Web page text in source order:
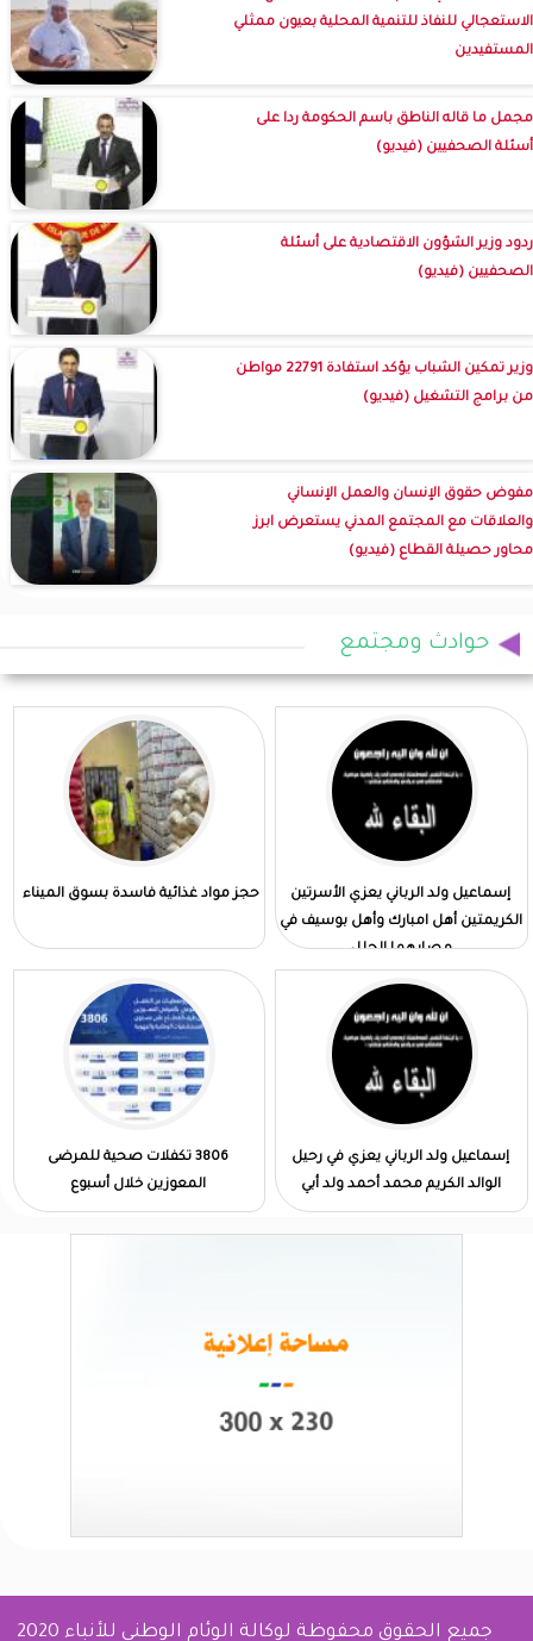
الاستعجالي للنفاذ للتنمية المحلية بعيون ممثلي
المستفيدين
مجمل ما قاله الناطق باسم الحكومة ردا على
أسئلة الصحفيين (فيديو)
ردود وزير الشؤون الاقتصادية على أسئلة
الصحفيين (فيديو)
وزير تمكين الشباب يؤكد استفادة 22791 مواطن
من برامج التشغيل (فيديو)
مفوض حقوق الإنسان والعمل الإنساني
والعلاقات مع المجتمع المدني يستعرض ابرز
محاور حصيلة القطاع (فيديو)
حوادث ومجتمع
إسماعيل ولد الرباني يعزي الأسرتين
الكريمتين أهل امبارك وأهل بوسيف في
مصابهما الجلل
حجز مواد غذائية فاسدة بسوق الميناء
إسماعيل ولد الرباني يعزي في رحيل
الوالد الكريم محمد أحمد ولد أبي
3806 تكفلات صحية للمرضى
المعوزين خلال أسبوع
جميع الحقوق محفوظة لوكالة الوئام الوطني للأنباء 2020